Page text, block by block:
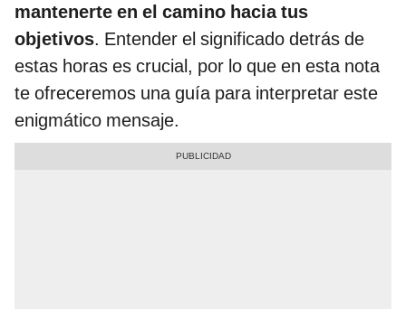
mantenerte en el camino hacia tus
objetivos. Entender el significado detrás de
estas horas es crucial, por lo que en esta nota
te ofreceremos una guía para interpretar este
enigmático mensaje.